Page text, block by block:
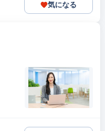
気になる